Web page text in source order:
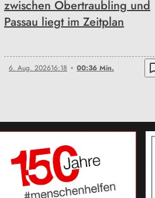
zwischen Obertraubling und
Passau liegt im Zeitplan
6. Aug. 202616:18 00:36 Min.